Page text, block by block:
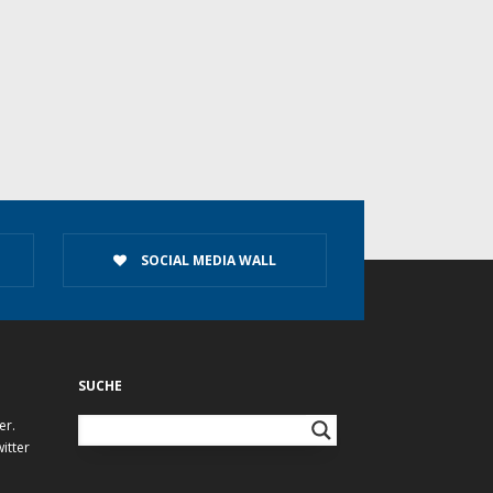
SOCIAL MEDIA WALL
SUCHE